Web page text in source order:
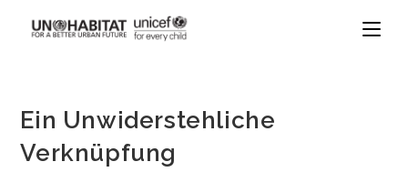
Ein Unwiderstehliche
Verknüpfung